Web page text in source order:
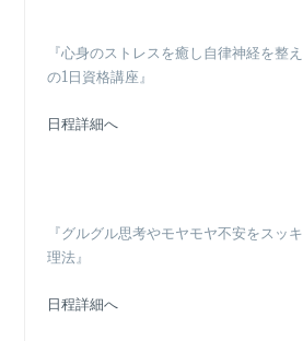
『心身のストレスを癒し自律神経を整
の1日資格講座』
日程詳細へ
『グルグル思考やモヤモヤ不安をスッ
理法』
日程詳細へ